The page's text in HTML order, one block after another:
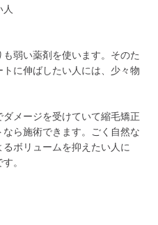
人
弱い薬剤を使います。そのた
に伸ばしたい人には、少々物
メージを受けていて縮毛矯正
ら施術できます。ごく自然な
ボリュームを抑えたい人に
。